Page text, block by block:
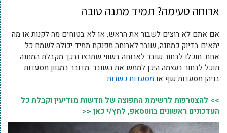
ארוחה טעימה? תמיד מתנה טובה
אם אתם לא רוצים לשבור את הראש, או לא בטוחים מה לקנות או מה
יתאים בדיוק כמתנה, שובר לארוחה מפנקת תמיד יכולה לשמח כל
אחת. תוכלו לבחור שובר לארוחה בשווי שתרצו ובכך מקבלת המתנה
תוכל לבחור בעצמה היכן לממש את השובר. מדובר במגוון מסעדות
בניהן מסעדות שף אומסעדות כשרות.
>> להצטרפות לרשימת התפוצה של חדשות מודיעין וקבלת כל
העדכונים ראשונים בווטסאפ, לחץ/י כאן <<